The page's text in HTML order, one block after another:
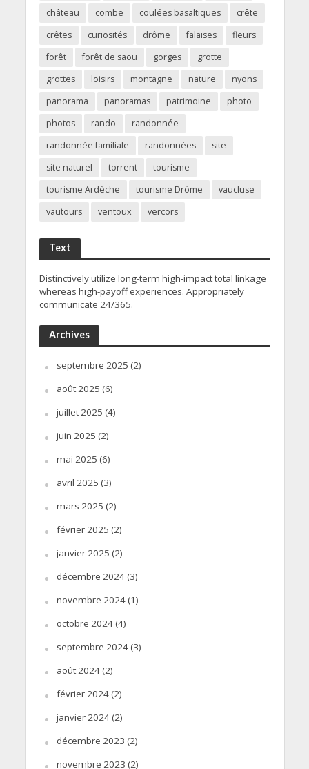
château
combe coulées basaltiques
crête
crêtes
curiosités drôme falaises
fleurs
forêt
forêt de saou gorges
grotte
grottes
loisirs montagne nature
nyons
panorama
panoramas patrimoine
photo
photos
rando
randonnée
randonnée familiale
randonnées
site
site naturel
torrent
tourisme
tourisme Ardèche
tourisme Drôme
vaucluse
vautours
ventoux vercors
Text
Distinctively utilize long-term high-impact total linkage
whereas high-payoff experiences. Appropriately
communicate 24/365.
Archives
septembre 2025 (2)
août 2025 (6)
juillet 2025 (4)
juin 2025 (2)
mai 2025 (6)
avril 2025 (3)
mars 2025 (2)
février 2025 (2)
janvier 2025 (2)
décembre 2024(3)
novembre 2024(1)
octobre 2024(4)
septembre 2024(3)
août 2024(2)
février 2024(2)
janvier 2024(2)
décembre 2023 (2)
novembre 2023 (2)